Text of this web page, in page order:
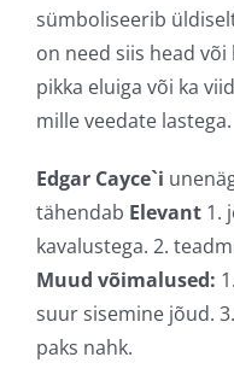
sümboliseerib
on need siis head
pikka eluiga või ka
mille veedate lastega.
Edgar Cayce`i
tähendab Elevant 1.
kavalustega. 2.
Muud võimalused:
suur sisemine jõud.
paks nahk.